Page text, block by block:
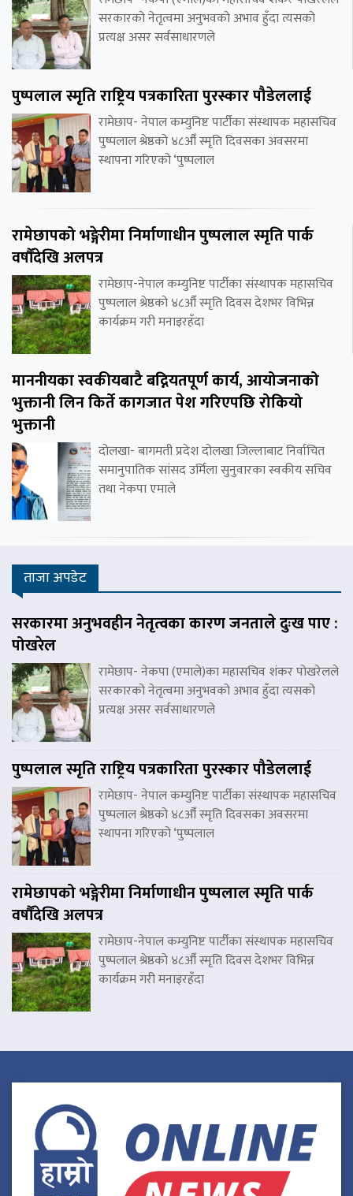
सरकारको नेतृत्वमा अनुभवको अभाव हुँदा त्यसको
प्रत्यक्ष असर सर्वसाधारणले
पुष्पलाल स्मृति राष्ट्रिय पत्रकारिता पुरस्कार पौडेललाई
रामेछाप- नेपाल कम्युनिष्ट पार्टीका संस्थापक महासचिव
पुष्पलाल श्रेष्ठको ४८औँ स्मृति दिवसका अवसरमा
स्थापना गरिएको ‘पुष्पलाल
रामेछापको भङ्गेरीमा निर्माणाधीन पुष्पलाल स्मृति पार्क
वर्षौंदेखि अलपत्र
रामेछाप-नेपाल कम्युनिष्ट पार्टीका संस्थापक महासचिव
पुष्पलाल श्रेष्ठको ४८औँ स्मृति दिवस देशभर विभिन्न
कार्यक्रम गरी मनाइरहँदा
माननीयका स्वकीयबाटै बद्नियतपूर्ण कार्य, आयोजनाको
भुक्तानी लिन किर्ते कागजात पेश गरिएपछि रोकियो
भुक्तानी
दोलखा- बागमती प्रदेश दोलखा जिल्लाबाट निर्वाचित
समानुपातिक सांसद उर्मिला सुनुवारका स्वकीय सचिव
तथा नेकपा एमाले
ताजा अपडेट
सरकारमा अनुभवहीन नेतृत्वका कारण जनताले दुःख पाए :
पोखरेल
रामेछाप- नेकपा (एमाले)का महासचिव शंकर पोखरेलले
सरकारको नेतृत्वमा अनुभवको अभाव हुँदा त्यसको
प्रत्यक्ष असर सर्वसाधारणले
पुष्पलाल स्मृति राष्ट्रिय पत्रकारिता पुरस्कार पौडेललाई
रामेछाप- नेपाल कम्युनिष्ट पार्टीका संस्थापक महासचिव
पुष्पलाल श्रेष्ठको ४८औँ स्मृति दिवसका अवसरमा
स्थापना गरिएको ‘पुष्पलाल
रामेछापको भङ्गेरीमा निर्माणाधीन पुष्पलाल स्मृति पार्क
वर्षौंदेखि अलपत्र
रामेछाप-नेपाल कम्युनिष्ट पार्टीका संस्थापक महासचिव
पुष्पलाल श्रेष्ठको ४८औँ स्मृति दिवस देशभर विभिन्न
कार्यक्रम गरी मनाइरहँदा